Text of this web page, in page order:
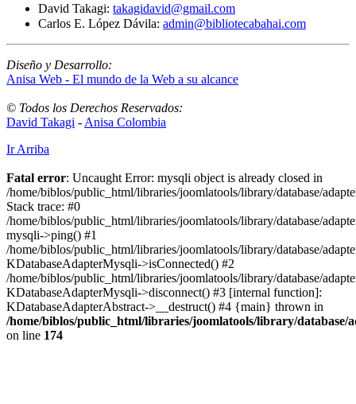
David Takagi: takagidavid@gmail.com
Carlos E. López Dávila: admin@bibliotecabahai.com
Diseño y Desarrollo:
Anisa Web - El mundo de la Web a su alcance
© Todos los Derechos Reservados:
David Takagi - Anisa Colombia
Ir Arriba
Fatal error: Uncaught Error: mysqli object is already closed in
/home/biblos/public_html/libraries/joomlatools/library/database/
Stack trace: #0
/home/biblos/public_html/libraries/joomlatools/library/database/
mysqli->ping() #1
/home/biblos/public_html/libraries/joomlatools/library/database/
KDatabaseAdapterMysqli->isConnected() #2
/home/biblos/public_html/libraries/joomlatools/library/database/
KDatabaseAdapterMysqli->disconnect() #3 [internal function]:
KDatabaseAdapterAbstract->__destruct() #4 {main} thrown in
/home/biblos/public_html/libraries/joomlatools/library/database/
on line 174